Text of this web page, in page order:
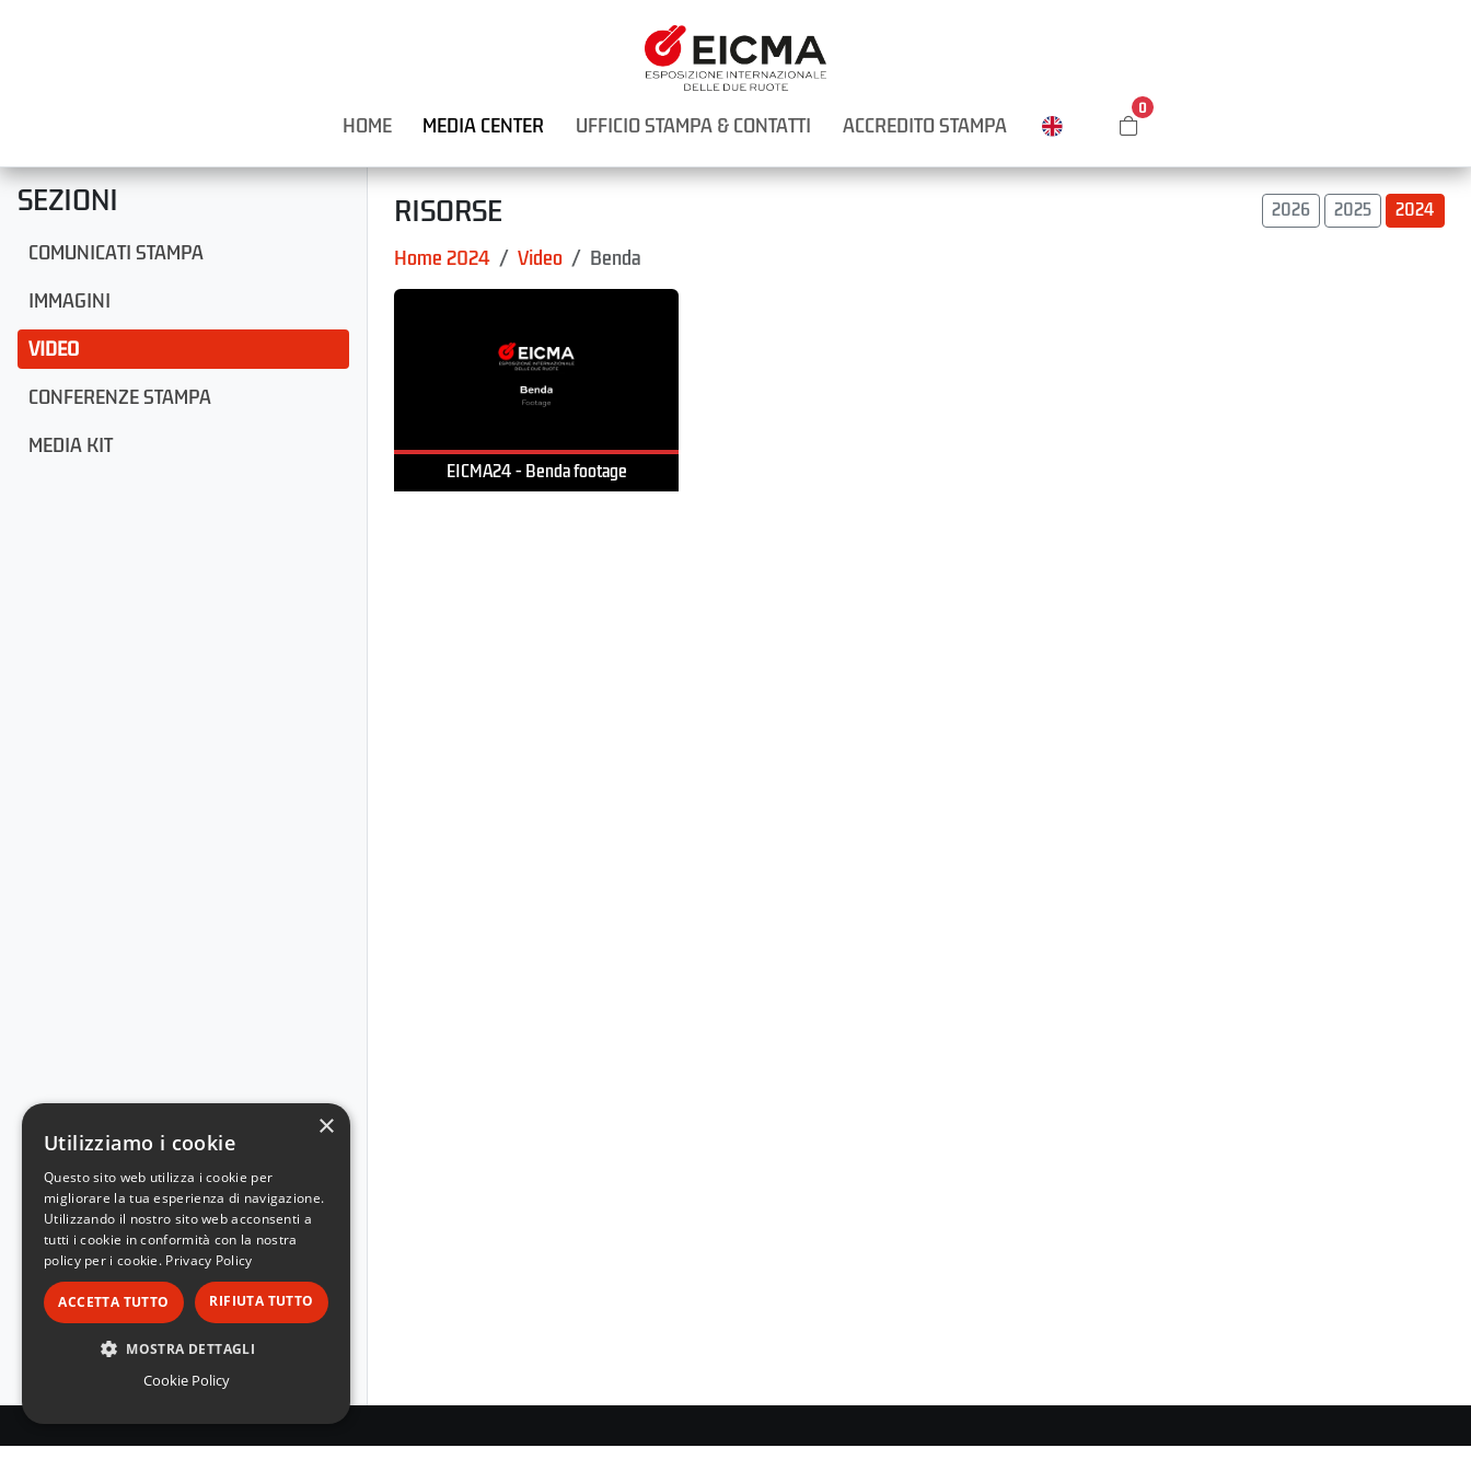
HOME MEDIA CENTER UFFICIO STAMPA & CONTATTI ACCREDITO STAMPA
0
SEZIONI
COMUNICATI STAMPA
IMMAGINI
VIDEO
CONFERENZE STAMPA
MEDIA KIT
RISORSE 2026 2025 2024
Home 2024 Video Benda
EICMA24 - Benda footage
×
Utilizziamo i cookie
Questo sito web utilizza i cookie per
migliorare la tua esperienza di navigazione.
Utilizzando il nostro sito web acconsenti a
tutti i cookie in conformità con la nostra
policy per i cookie. Privacy Policy
ACCETTA TUTTO RIFIUTA TUTTO
MOSTRA DETTAGLI
STRETTAMENTE NECESSARI
Cookie Policy